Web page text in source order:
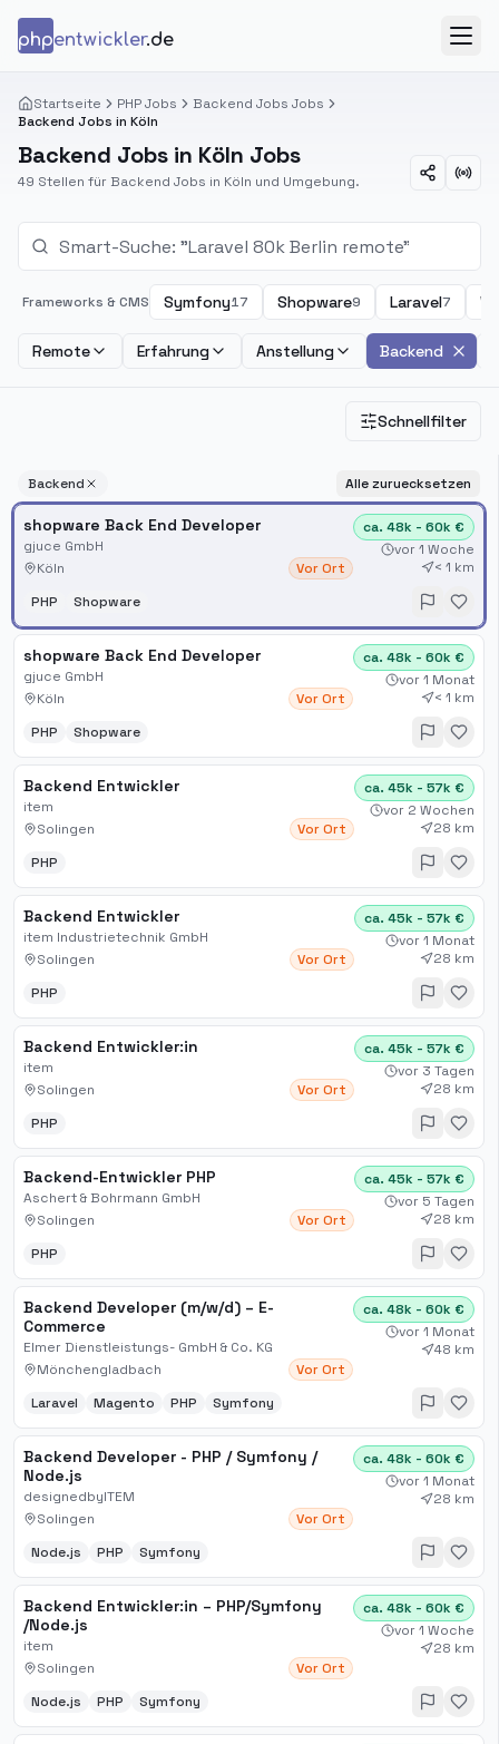
phpentwickler.de
Startseite PHP Jobs
Backend Jobs Jobs
Backend Jobs in Köln
Backend Jobs in Köln Jobs
49 Stellen für Backend Jobs in Köln und Umgebung.
Frameworks & CMS Symfony17 Shopware9 Laravel7
Remote Erfahrung Anstellung Backend
Schnellfilter
Backend Alle zuruecksetzen
shopware Back End Developer
gjuce GmbH
Köln
Vor Ort
ca. 48k - 60k €
vor 1 Woche
< 1 km
PHP
Shopware
shopware Back End Developer
gjuce GmbH
Köln
Vor Ort
ca. 48k - 60k €
vor 1 Monat
< 1 km
PHP
Shopware
Backend Entwickler
item
Solingen
Vor Ort
ca. 45k - 57k €
vor 2 Wochen
28 km
PHP
Backend Entwickler
item Industrietechnik GmbH
Solingen
Vor Ort
ca. 45k - 57k €
vor 1 Monat
28 km
PHP
Backend Entwickler:in
item
Solingen
Vor Ort
ca. 45k - 57k €
vor 3 Tagen
28 km
PHP
Backend-Entwickler PHP
Aschert & Bohrmann GmbH
Solingen
Vor Ort
ca. 45k - 57k €
vor 5 Tagen
28 km
PHP
Backend Developer (m/w/d) – E-
Commerce
Elmer Dienstleistungs- GmbH & Co. KG
Mönchengladbach
Vor Ort
ca. 48k - 60k €
vor 1 Monat
48 km
Laravel Magento PHP Symfony
Backend Developer - PHP / Symfony /
Node.js
designedbyITEM
Solingen
Vor Ort
ca. 48k - 60k €
vor 1 Monat
28 km
Node.js PHP Symfony
Backend Entwickler:in – PHP​/Symfony​
/Node.js
item
Solingen
Vor Ort
ca. 48k - 60k €
vor 1 Woche
28 km
Node.js PHP Symfony